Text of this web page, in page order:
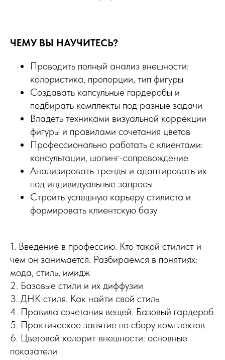
ЧЕМУ ВЫ НАУЧИТЕСЬ?
Проводить полный анализ внешности:
колористика, пропорции, тип фигуры
Создавать капсульные гардеробы и
подбирать комплекты под разные задачи
Владеть техниками визуальной коррекции
фигуры и правилами сочетания цветов
Профессионально работать с клиентами:
консультации, шопинг-сопровождение
Анализировать тренды и адаптировать их
под индивидуальные запросы
Строить успешную карьеру стилиста и
формировать клиентскую базу
1. Введение в профессию. Кто такой стилист и
чем он занимается. Разбираемся в понятиях:
мода, стиль, имидж
2. Базовые стили и их диффузии
3. ДНК стиля. Как найти свой стиль
4. Правила сочетания вещей. Базовый гардероб
5. Практическое занятие по сбору комплектов
6. Цветовой колорит внешности: основные
показатели